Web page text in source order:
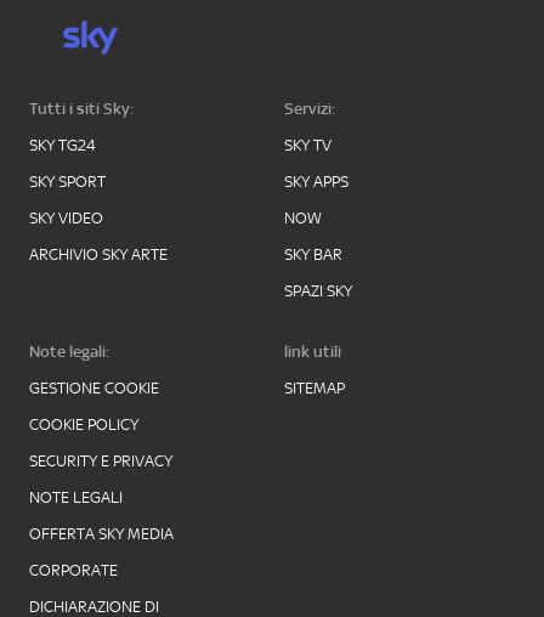
Tutti i siti Sky:
SKY TG24
SKY SPORT
SKY VIDEO
ARCHIVIO SKY ARTE
Servizi:
SKY TV
SKY APPS
NOW
SKY BAR
SPAZI SKY
Note legali:
GESTIONE COOKIE
COOKIE POLICY
SECURITY E PRIVACY
NOTE LEGALI
OFFERTA SKY MEDIA
CORPORATE
DICHIARAZIONE DI
link utili
SITEMAP